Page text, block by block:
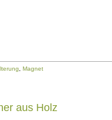
, Magnet
aus Holz